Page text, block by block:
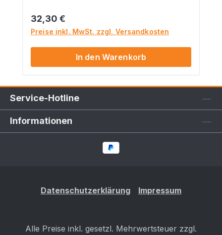
geeignet für Kinder unter 14 Jahren.
Dieses Produkt hat funktionsbedingt
scharfe Kanten.
Regulärer Preis:
32,30 €
Preise inkl. MwSt. zzgl. Versandkosten
In den Warenkorb
Service-Hotline
Informationen
Datenschutzerklärung Impressum
Alle Preise inkl. gesetzl. Mehrwertsteuer zzgl.